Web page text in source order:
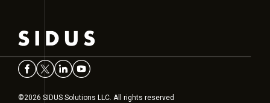
©2026 SIDUS Solutions LLC. All rights reserved